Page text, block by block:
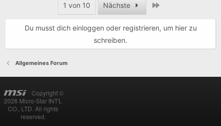
1 von 10 Nächste
Du musst dich einloggen oder registrieren, um hier zu
schreiben.
Allgemeines Forum
Copyright ©
2026 Micro-Star INT'L
CO., LTD. All rights
reserved.